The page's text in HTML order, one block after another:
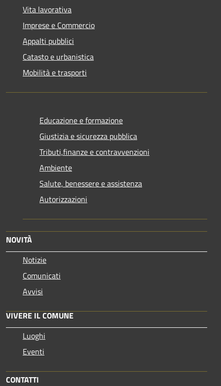
Vita lavorativa
Imprese e Commercio
Appalti pubblici
Catasto e urbanistica
Mobilità e trasporti
Educazione e formazione
Giustizia e sicurezza pubblica
Tributi,finanze e contravvenzioni
Ambiente
Salute, benessere e assistenza
Autorizzazioni
NOVITÀ
Notizie
Comunicati
Avvisi
VIVERE IL COMUNE
Luoghi
Eventi
CONTATTI